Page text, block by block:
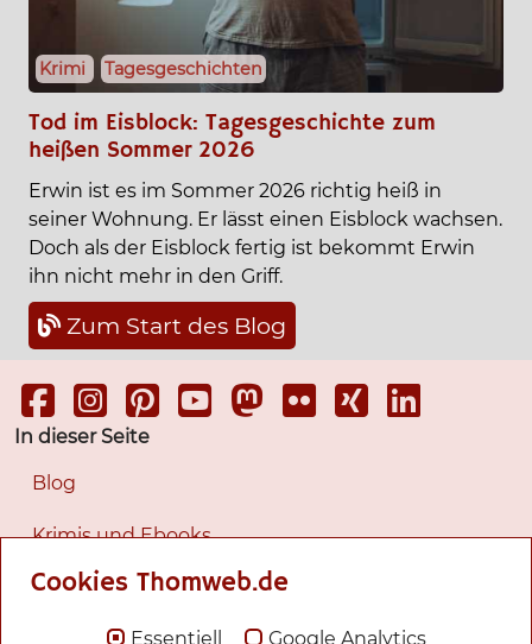
Krimi Tagesgeschichten
Tod im Eisblock: Tagesgeschichte zum
heißen Sommer 2026
Erwin ist es im Sommer 2026 richtig heiß in
seiner Wohnung. Er lässt einen Eisblock wachsen.
Doch als der Eisblock fertig ist bekommt Erwin
ihn nicht mehr in den Griff.
Zum Start des Blog
In dieser Seite
Blog
Krimis und Ebooks
Fantasy und Romane
Cookies Thomweb.de
Essentiell Google Analytics